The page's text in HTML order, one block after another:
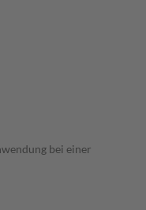
bei einer